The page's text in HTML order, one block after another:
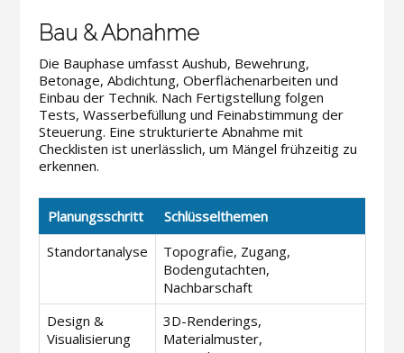
Bau & Abnahme
Die Bauphase umfasst Aushub, Bewehrung,
Betonage, Abdichtung, Oberflächenarbeiten und
Einbau der Technik. Nach Fertigstellung folgen
Tests, Wasserbefüllung und Feinabstimmung der
Steuerung. Eine strukturierte Abnahme mit
Checklisten ist unerlässlich, um Mängel frühzeitig zu
erkennen.
Planungsschritt
Schlüsselthemen
Standortanalyse
Topografie, Zugang,
Bodengutachten,
Nachbarschaft
Design &
Visualisierung
3D-Renderings,
Materialmuster,